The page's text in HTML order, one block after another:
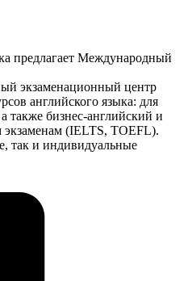
предлагает Международный
экзаменационный центр
английского языка: для
также бизнес-английский и
(IELTS, TOEFL).
так и индивидуальные